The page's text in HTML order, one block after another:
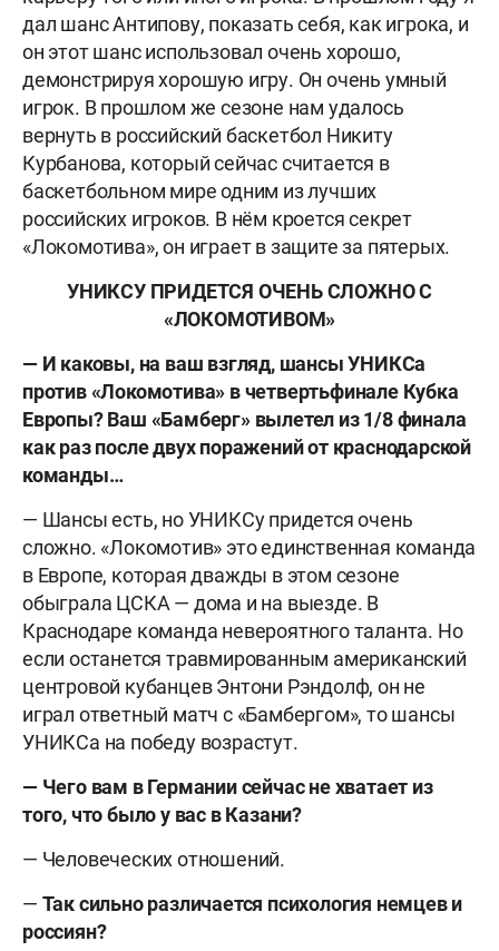
дал шанс Антипову, показать себя, как игрока, и
он этот шанс использовал очень хорошо,
демонстрируя хорошую игру. Он очень умный
игрок. В прошлом же сезоне нам удалось
вернуть в российский баскетбол Никиту
Курбанова, который сейчас считается в
баскетбольном мире одним из лучших
российских игроков. В нём кроется секрет
«Локомотива», он играет в защите за пятерых.
УНИКСУ ПРИДЕТСЯ ОЧЕНЬ СЛОЖНО С
«ЛОКОМОТИВОМ»
— И каковы, на ваш взгляд, шансы УНИКСа
против «Локомотива» в четвертьфинале Кубка
Европы? Ваш «Бамберг» вылетел из 1/8 финала
как раз после двух поражений от краснодарской
команды…
— Шансы есть, но УНИКСу придется очень
сложно. «Локомотив» это единственная команда
в Европе, которая дважды в этом сезоне
обыграла ЦСКА — дома и на выезде. В
Краснодаре команда невероятного таланта. Но
если останется травмированным американский
центровой кубанцев Энтони Рэндолф, он не
играл ответный матч с «Бамбергом», то шансы
УНИКСа на победу возрастут.
— Чего вам в Германии сейчас не хватает из
того, что было у вас в Казани?
— Человеческих отношений.
— Так сильно различается психология немцев и
россиян?